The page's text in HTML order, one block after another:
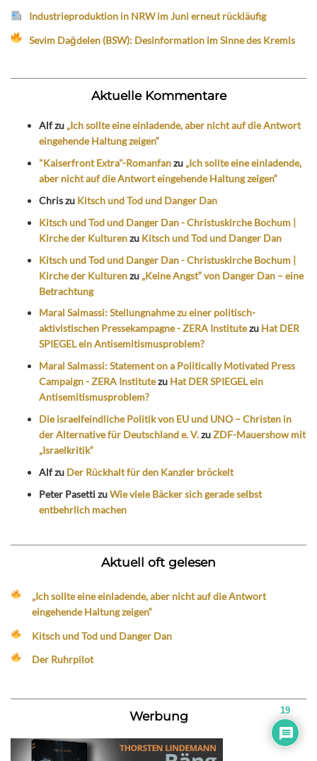
Industrieproduktion in NRW im Juni erneut rückläufig
Sevim Dağdelen (BSW): Desinformation im Sinne des Kremls
Aktuelle Kommentare
Alfzu „Ich sollte eine einladende, aber nicht auf die Antwort
eingehende Haltung zeigen“
"Kaiserfront Extra"-Romanfanzu „Ich sollte eine einladende,
aber nicht auf die Antwort eingehende Haltung zeigen“
Chriszu Kitsch und Tod und Danger Dan
Kitsch und Tod und Danger Dan - Christuskirche Bochum |
Kirche der Kulturenzu Kitsch und Tod und Danger Dan
Kitsch und Tod und Danger Dan - Christuskirche Bochum |
Kirche der Kulturenzu „Keine Angst“ von Danger Dan – eine
Betrachtung
Maral Salmassi: Stellungnahme zu einer politisch-
aktivistischen Pressekampagne - ZERA Institutezu Hat DER
SPIEGEL ein Antisemitismusproblem?
Maral Salmassi: Statement on a Politically Motivated Press
Campaign - ZERA Institutezu Hat DER SPIEGEL ein
Antisemitismusproblem?
Die israelfeindliche Politik von EU und UNO – Christen in
der Alternative für Deutschland e. V.zuZDF-Mauershow mit
„Israelkritik“
Alfzu Der Rückhalt für den Kanzler bröckelt
Peter PasettizuWie viele Bäcker sich gerade selbst
entbehrlich machen
Aktuell oft gelesen
„Ich sollte eine einladende, aber nicht auf die Antwort
eingehende Haltung zeigen“
Kitsch und Tod und Danger Dan
Der Ruhrpilot
Werbung 19